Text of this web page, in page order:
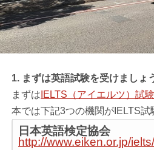
1. まずは英語試験を受けましょ
まずは IELTS（アイエルツ）試験
本では下記3つの機関がIELTS試
日本英語検定協会
http://www.eiken.or.jp/